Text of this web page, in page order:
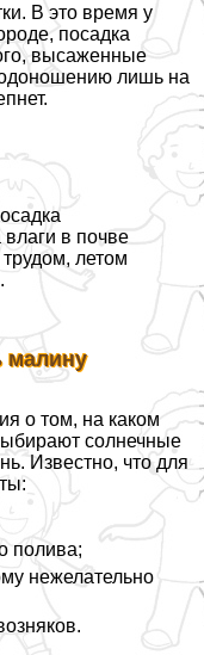
В это время у
посадка
высаженные
лишь на
в почве
летом
малину
о том, на каком
солнечные
Известно, что для
полива;
нежелательно